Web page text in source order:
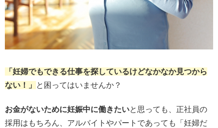
「妊婦でもできる仕事を探しているけどなかなか見つから
ない！」
と困ってはいませんか？
お金がないために妊娠中に働きたいと思っても、正社員の
採用はもちろん、アルバイトやパートであっても「妊婦だ